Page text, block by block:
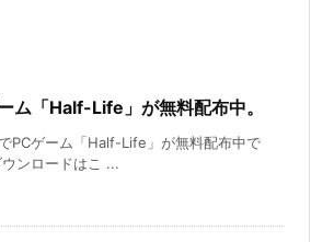
ム「Half-Life」が無料配布中。
PCゲーム「Half-Life」が無料配布中で
ンロードはこ ...